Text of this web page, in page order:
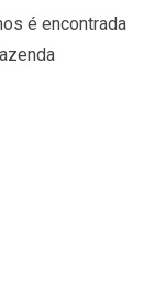
é encontrada